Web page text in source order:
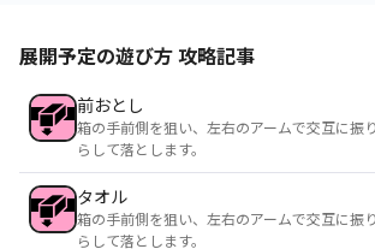
展開予定の遊び方 攻略記事
前おとし
箱の手前側を狙い、左右のアームで交互に振
らして落とします。
タオル
箱の手前側を狙い、左右のアームで交互に振
らして落とします。